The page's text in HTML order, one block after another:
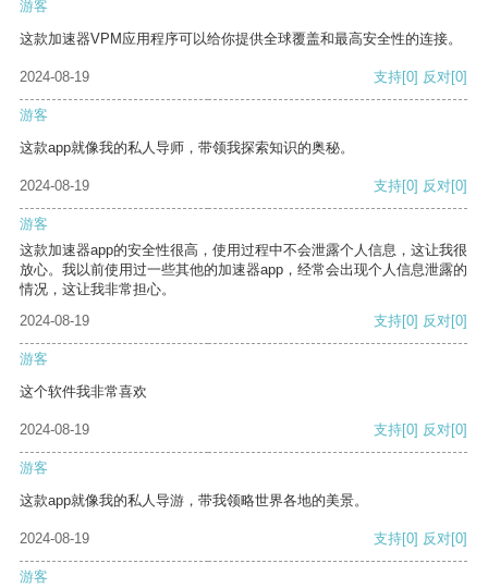
游客
这款加速器VPM应用程序可以给你提供全球覆盖和最高安全性的连接。
2024-08-19 支持[0] 反对[0]
游客
这款app就像我的私人导师，带领我探索知识的奥秘。
2024-08-19 支持[0] 反对[0]
游客
这款加速器app的安全性很高，使用过程中不会泄露个人信息，这让我很
放心。我以前使用过一些其他的加速器app，经常会出现个人信息泄露的
情况，这让我非常担心。
2024-08-19
支持[0] 反对[0]
游客
这个软件我非常喜欢
2024-08-19 支持[0] 反对[0]
游客
这款app就像我的私人导游，带我领略世界各地的美景。
2024-08-19 支持[0] 反对[0]
游客